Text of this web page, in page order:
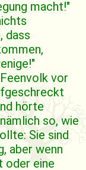
macht!"
dass
vor
hörte
so, wie
Sie sind
aber wenn
oder eine